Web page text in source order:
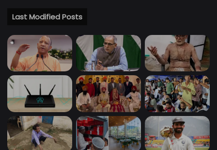
Last Modified Posts